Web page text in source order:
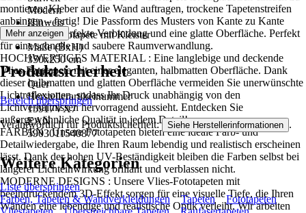
Modern
Hinweis
Vlies Fototapete mit Kleister
Maße (BxH)
350x250 cm
Format
Quer
Herstellerartikelnummer
15917VX7
EAN
5903011540877
montieren: Kleber auf die Wand auftragen, trockene Tapetenstreifen
anbringen – fertig! Die Passform des Musters von Kante zu Kante
sorgt für eine perfekte Verbindung und eine glatte Oberfläche. Perfekt
für eine schnelle und saubere Raumverwandlung.
HOCHWERTIGES MATERIAL : Eine langlebige und deckende
Vlies-Fototapete mit einer eleganten, halbmatten Oberfläche. Dank
dieser halbmatten und glatten Oberfläche vermeiden Sie unerwünschte
Lichtreflexionen, sodass Ihr Druck unabhängig von den
Lichtverhältnissen hervorragend aussieht. Entdecken Sie
außergewöhnliche Qualität in jedem Detail!
FARBEN : Unsere Fototapeten bieten eine ideale Farb- und
Detailwiedergabe, die Ihren Raum lebendig und realistisch erscheinen
lässt. Dank der hohen UV-Beständigkeit bleiben die Farben selbst bei
längerer Lichteinwirkung brillant und verblassen nicht.
MODERNE DESIGNS : Unsere Vlies-Fototapeten mit
beeindruckendem 3D-Effekt sorgen für eine visuelle Tiefe, die Ihren
Wänden eine lebendige und realistische Optik verleiht. Wir arbeiten
Mehr anzeigen
Produktsicherheit
Bereich überspringen
Verantwortlich für Produktsicherheit: Siehe Herstellerinformationen .
Weitere Kategorien
Liste überspringen
Farben, Tapeten & Wandverkleidungen
Tapeten
Fototapeten